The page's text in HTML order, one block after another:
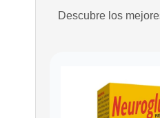
Descubre los